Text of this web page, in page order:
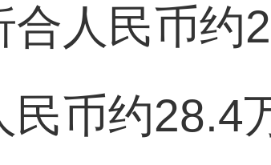
人民币约
币约28.4